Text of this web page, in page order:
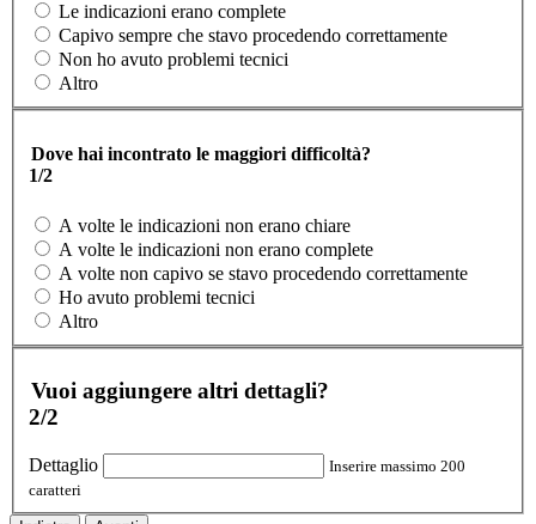
Le indicazioni erano complete
Capivo sempre che stavo procedendo correttamente
Non ho avuto problemi tecnici
Altro
Dove hai incontrato le maggiori difficoltà?
1/2
A volte le indicazioni non erano chiare
A volte le indicazioni non erano complete
A volte non capivo se stavo procedendo correttamente
Ho avuto problemi tecnici
Altro
Vuoi aggiungere altri dettagli?
2/2
Dettaglio
Inserire massimo 200
caratteri